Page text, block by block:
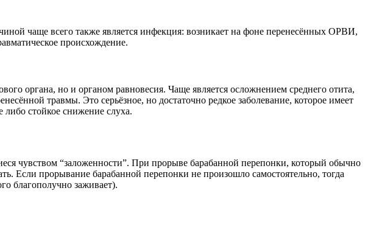
чаще всего также является инфекция: возникает на фоне перенесённых ОРВИ,
происхождение.
органа, но и органом равновесия. Чаще является осложнением среднего отита,
травмы. Это серьёзное, но достаточно редкое заболевание, которое имеет
стойкое снижение слуха.
чувством “заложенности”. При прорыве барабанной перепонки, который обычно
Если прорывание барабанной перепонки не произошло самостоятельно, тогда
благополучно заживает).